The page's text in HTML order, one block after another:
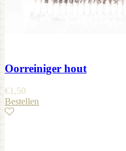
Oorreiniger hout
€1,50
Bestellen